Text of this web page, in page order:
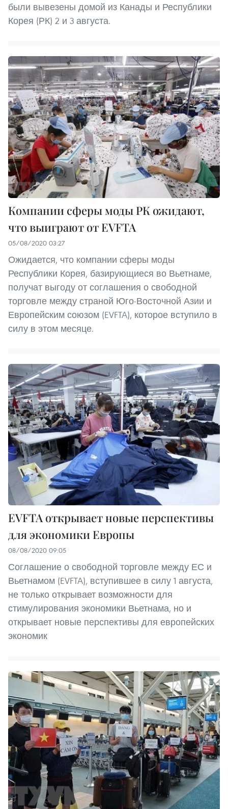
были вывезены домой из Канады и Республики
Корея (РК) 2 и 3 августа.
Компании сферы моды РК ожидают,
что выиграют от EVFTA
05/08/2020 03:27
Ожидается, что компании сферы моды
Республики Корея, базирующиеся во Вьетнаме,
получат выгоду от соглашения о свободной
торговле между страной Юго-Восточной Азии и
Европейским союзом (EVFTA), которое вступило в
силу в этом месяце.
EVFTA открывает новые перспективы
для экономики Европы
08/08/2020 09:05
Соглашение о свободной торговле между ЕС и
Вьетнамом (EVFTA), вступившее в силу 1 августа,
не только открывает возможности для
стимулирования экономики Вьетнама, но и
открывает новые перспективы для европейских
экономик